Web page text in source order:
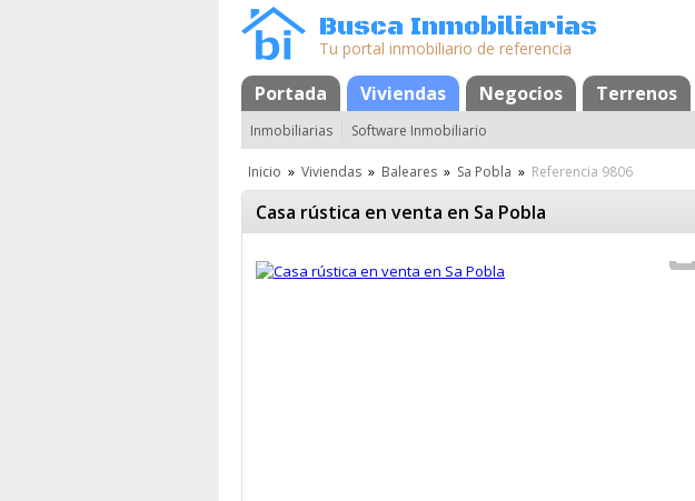
Busca Inmobiliarias
Tu portal inmobiliario de referencia
Portada Viviendas Negocios Terrenos
MapaFavoritos
Inmobiliarias Software Inmobiliario
Inicio » Viviendas » Baleares » Sa Pobla » Referencia 9806
Casa rústica en venta en Sa Pobla